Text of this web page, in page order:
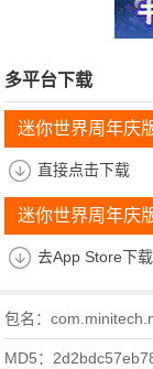
多平台下载
迷你世界周年庆
直接点击下载
迷你世界周年庆
去App Store下载
包名：
MD5：